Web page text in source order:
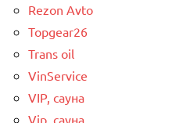
Rezon Avto
Topgear26
Trans oil
VinService
VIP, сауна
Vip, сауна